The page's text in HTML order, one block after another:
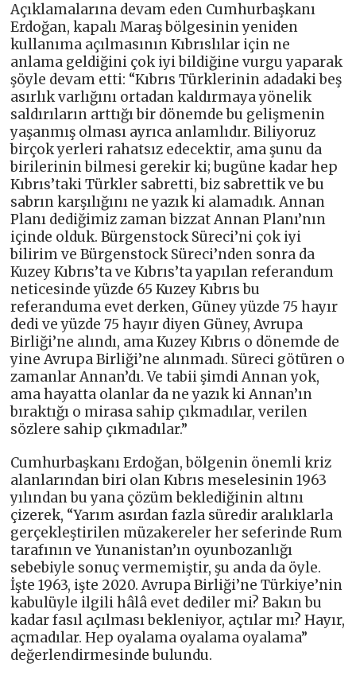
Açıklamalarına devam eden Cumhurbaşkanı
Erdoğan, kapalı Maraş bölgesinin yeniden
kullanıma açılmasının Kıbrıslılar için ne
anlama geldiğini çok iyi bildiğine vurgu yaparak
şöyle devam etti: “Kıbrıs Türklerinin adadaki beş
asırlık varlığını ortadan kaldırmaya yönelik
saldırıların arttığı bir dönemde bu gelişmenin
yaşanmış olması ayrıca anlamlıdır. Biliyoruz
birçok yerleri rahatsız edecektir, ama şunu da
birilerinin bilmesi gerekir ki; bugüne kadar hep
Kıbrıs’taki Türkler sabretti, biz sabrettik ve bu
sabrın karşılığını ne yazık ki alamadık. Annan
Planı dediğimiz zaman bizzat Annan Planı’nın
içinde olduk. Bürgenstock Süreci’ni çok iyi
bilirim ve Bürgenstock Süreci’nden sonra da
Kuzey Kıbrıs’ta ve Kıbrıs’ta yapılan referandum
neticesinde yüzde 65 Kuzey Kıbrıs bu
referanduma evet derken, Güney yüzde 75 hayır
dedi ve yüzde 75 hayır diyen Güney, Avrupa
Birliği’ne alındı, ama Kuzey Kıbrıs o dönemde de
yine Avrupa Birliği’ne alınmadı. Süreci götüren o
zamanlar Annan’dı. Ve tabii şimdi Annan yok,
ama hayatta olanlar da ne yazık ki Annan’ın
bıraktığı o mirasa sahip çıkmadılar, verilen
sözlere sahip çıkmadılar.”
Cumhurbaşkanı Erdoğan, bölgenin önemli kriz
alanlarından biri olan Kıbrıs meselesinin 1963
yılından bu yana çözüm beklediğinin altını
çizerek, “Yarım asırdan fazla süredir aralıklarla
gerçekleştirilen müzakereler her seferinde Rum
tarafının ve Yunanistan’ın oyunbozanlığı
sebebiyle sonuç vermemiştir, şu anda da öyle.
İşte 1963, işte 2020. Avrupa Birliği’ne Türkiye’nin
kabulüyle ilgili hâlâ evet dediler mi? Bakın bu
kadar fasıl açılması bekleniyor, açtılar mı? Hayır,
açmadılar. Hep oyalama oyalama oyalama”
değerlendirmesinde bulundu.